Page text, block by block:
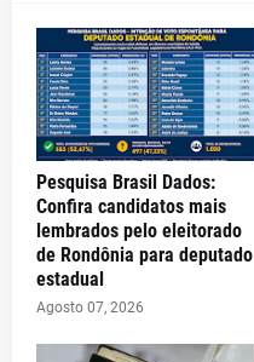
Pesquisa Brasil Dados:
Confira candidatos mais
lembrados pelo eleitorado
de Rondônia para deputado
estadual
Agosto 07, 2026